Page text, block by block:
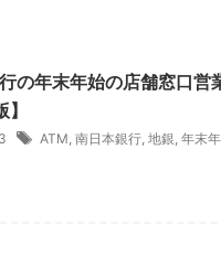
の年末年始の店舗窓口
ATM, 南日本銀行, 地銀, 年末